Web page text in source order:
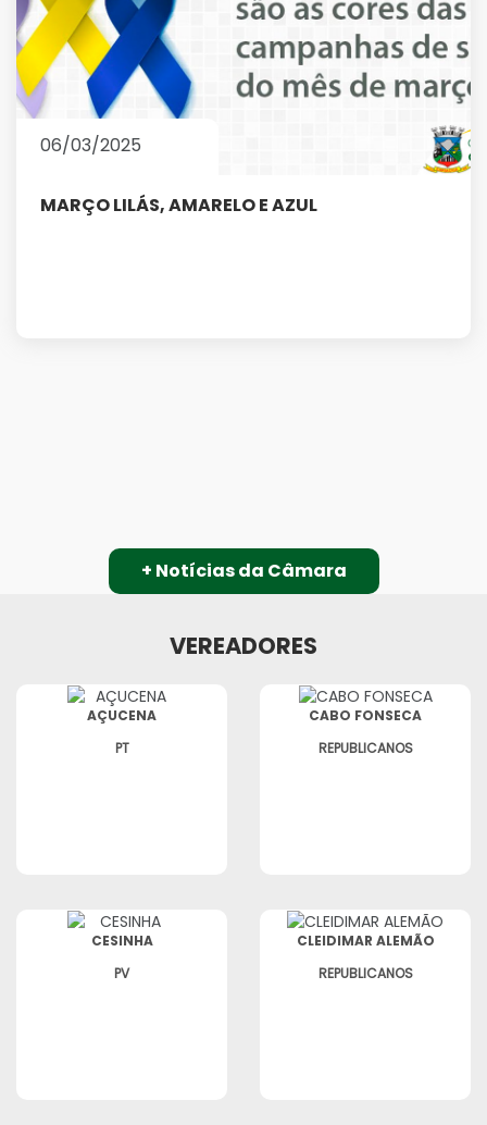
MARÇO LILÁS, AMARELO E AZUL
06/03/2025
+ Notícias da Câmara
VEREADORES
AÇUCENA
PT
CABO FONSECA
REPUBLICANOS
CESINHA
PV
CLEIDIMAR ALEMÃO
REPUBLICANOS